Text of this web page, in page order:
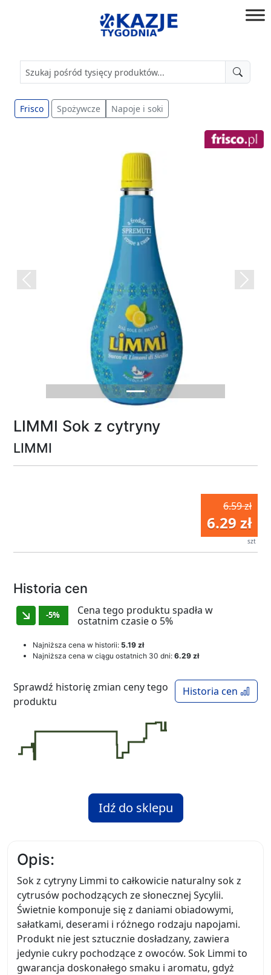
złap
Frisco Spożywcze Napoje i soki
Previous Next
LIMMI Sok z cytryny
LIMMI
6.59 zł
6.29 zł
szt
Historia cen
-5%
Cena tego produktu spadła w
ostatnim czasie o 5%
Najniższa cena w historii: 5.19 zł
Najniższa cena w ciągu ostatnich 30 dni: 6.29 zł
Historia cen
Sprawdź historię zmian ceny tego
produktu
Idź do sklepu
Opis:
Sok z cytryny Limmi to całkowicie naturalny sok z
cytrusów pochodzących ze słonecznej Sycylii.
Świetnie komponuje się z daniami obiadowymi,
sałatkami, deserami i różnego rodzaju napojami.
Produkt nie jest sztucznie dosładzany, zawiera
jedynie cukry pochodzące z owoców. Sok Limmi to
gwarancja doskonałego smaku i aromatu, gdyż